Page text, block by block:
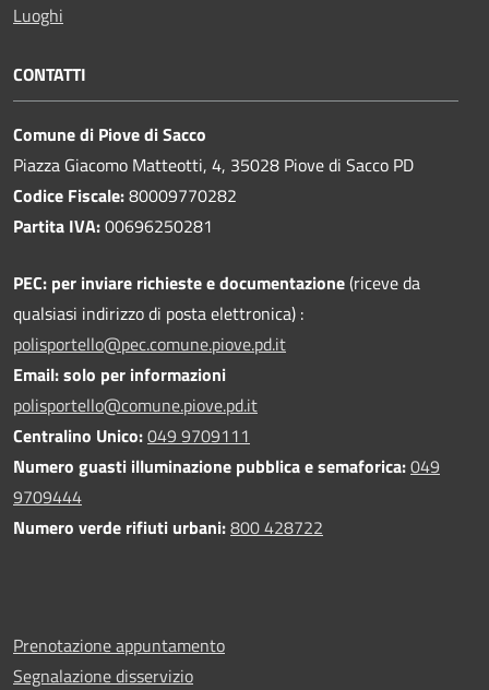
Luoghi
CONTATTI
Comune di Piove di Sacco
Piazza Giacomo Matteotti, 4, 35028 Piove di Sacco PD
Codice Fiscale:80009770282
Partita IVA:00696250281
PEC: per inviare richieste e documentazione(riceve da
qualsiasi indirizzo di posta elettronica) :
polisportello@pec.comune.piove.pd.it
Email: solo per informazioni
polisportello@comune.piove.pd.it
Centralino Unico:049 9709111
Numero guasti illuminazione pubblica e semaforica:049
9709444
Numero verde rifiuti urbani:800 428722
Prenotazione appuntamento
Segnalazione disservizio